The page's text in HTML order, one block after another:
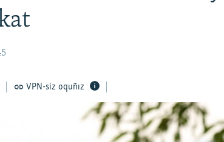
VPN-siz oquñız